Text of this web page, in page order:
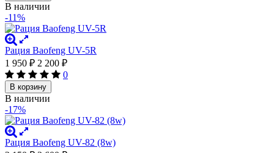
В наличии
-11%
Рация Baofeng UV-5R
1 950 ₽ 2 200 ₽
0
В корзину
В наличии
-17%
Рация Baofeng UV-82 (8w)